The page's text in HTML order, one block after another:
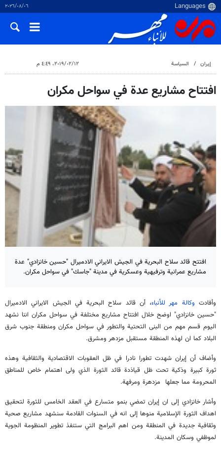
٠٦‏/٠٨‏/٢٠٢٦
إيران السياسة ١٢‏/٠٢‏/٢٠١٩، ٤:٤٩ م
افتتاح مشاريع عدة في سواحل مكران
افتتح قائد سلاح البحرية في الجيش الايراني الادميرال "حسين خانزادي" عدة
مشاريع عمرانية وترفيهية وعسكرية في مدينة "جاسك" في سواحل مكران.
وأفادت وكالة مهر للأنباء، أن قائد سلاح البحرية في الجيش الايراني الادميرال
"حسين خانزادي" اوضح خلال افتتاح مشاريع مختلفة في سواحل مكران اننا نشهد
اليوم قسم مهم من البنى التحتية والتطور في سواحل مكران ومنطقة جنوب شرق
البلاد كما ان لهذه المنطقة مستقبل مزدهر ومشرق.
وأضاف أن إيران شهدت تطورا نادرا في ظل العقوبات الاقتصادية والثقافية وهذه
ثورة كبيرة وذكية تحت ظل قياذدة قائد الثورة الذي ولى اهتمام خاص للمناطق
المحرومة مما جعلها مزدهرة ومرفهة.
وأشار خانزادي إلى ان إيران تمضي بنمو متسارع في العقد الخامس للثورة لتحقيق
اهداف الثورة الإسلامية منوها إلى انه في السنوات القادمة سنشهد مشاريع صحية
وثقافية جديدة في المنطقة ومن اهم البرامج التي ستنفذ تطوير المنظومة الجوية
لموظفي وسكان المدينة.